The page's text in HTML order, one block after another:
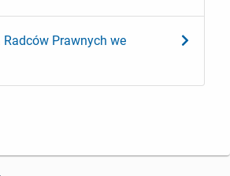
Radców Prawnych we